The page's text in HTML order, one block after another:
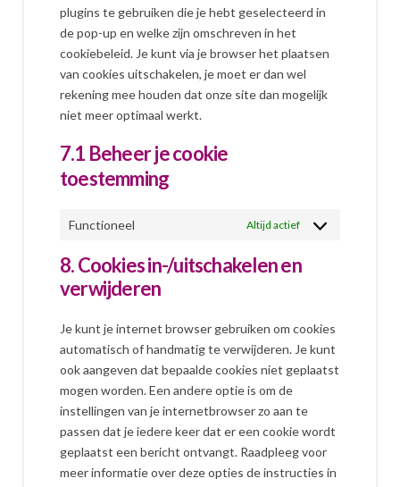
plugins te gebruiken die je hebt geselecteerd in
de pop-up en welke zijn omschreven in het
cookiebeleid. Je kunt via je browser het plaatsen
van cookies uitschakelen, je moet er dan wel
rekening mee houden dat onze site dan mogelijk
niet meer optimaal werkt.
7.1 Beheer je cookie
toestemming
Functioneel Altijd actief
8. Cookies in-/uitschakelen en
verwijderen
Je kunt je internet browser gebruiken om cookies
automatisch of handmatig te verwijderen. Je kunt
ook aangeven dat bepaalde cookies niet geplaatst
mogen worden. Een andere optie is om de
instellingen van je internetbrowser zo aan te
passen dat je iedere keer dat er een cookie wordt
geplaatst een bericht ontvangt. Raadpleeg voor
meer informatie over deze opties de instructies in